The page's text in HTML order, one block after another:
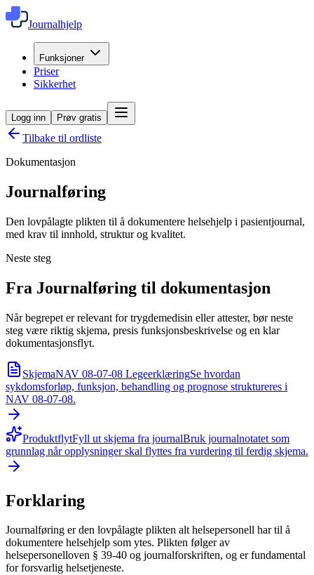
Journalhjelp
Funksjoner
Priser
Sikkerhet
Logg inn Prøv gratis
Tilbake til ordliste
Dokumentasjon
Journalføring
Den lovpålagte plikten til å dokumentere helsehjelp i pasientjournal,
med krav til innhold, struktur og kvalitet.
Neste steg
Fra Journalføring til dokumentasjon
Når begrepet er relevant for trygdemedisin eller attester, bør neste
steg være riktig skjema, presis funksjonsbeskrivelse og en klar
dokumentasjonsflyt.
SkjemaNAV 08-07-08 LegeerklæringSe hvordan
sykdomsforløp, funksjon, behandling og prognose struktureres i
NAV 08-07-08.
ProduktflytFyll ut skjema fra journalBruk journalnotatet som
grunnlag når opplysninger skal flyttes fra vurdering til ferdig skjema.
Forklaring
Journalføring er den lovpålagte plikten alt helsepersonell har til å
dokumentere helsehjelp som ytes. Plikten følger av
helsepersonelloven § 39-40 og journalforskriften, og er fundamental
for forsvarlig helsetjeneste.